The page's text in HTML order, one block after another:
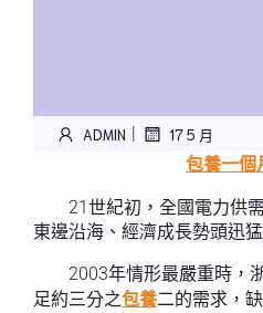
ADMIN | 17 5 月
包養一個
21世紀初，全國電力供
東邊沿海、經濟成長勢頭迅
2003年情形最嚴重時，
足約三分之包養二的需求，